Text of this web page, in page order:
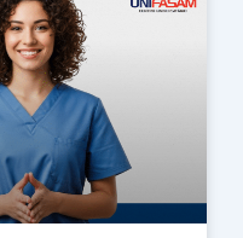
Página